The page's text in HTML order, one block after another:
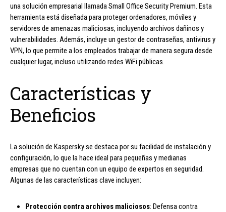
una solución empresarial llamada Small Office Security Premium. Esta
herramienta está diseñada para proteger ordenadores, móviles y
servidores de amenazas maliciosas, incluyendo archivos dañinos y
vulnerabilidades. Además, incluye un gestor de contraseñas, antivirus y
VPN, lo que permite a los empleados trabajar de manera segura desde
cualquier lugar, incluso utilizando redes WiFi públicas.
Características y
Beneficios
La solución de Kaspersky se destaca por su facilidad de instalación y
configuración, lo que la hace ideal para pequeñas y medianas
empresas que no cuentan con un equipo de expertos en seguridad.
Algunas de las características clave incluyen:
Protección contra archivos maliciosos: Defensa contra